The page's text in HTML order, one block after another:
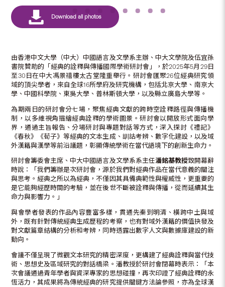
由香港中文大學（中大）中國語言及文學系主辦、中大文學院及伍宜孫
書院贊助的「經典的詮釋與傳播國際學術研討會」，於2025年5月29日
至30日在中大馮景禧樓太古堂隆重舉行。研討會匯聚26位經典研究領
域的頂尖學者，來自全球16所學府及研究機構，包括北京大學、南京大
學、中國科學院、東吳大學、普林斯頓大學，以及縣立廣島大學等。
為期兩日的研討會分七場，聚焦經典文獻的跨時空詮釋路徑與傳播機
制，以多維視角描繪經典詮釋的學術圖景。研討會以開放形式面向學
界，通過主旨報告、分場研討與專題對話等方式，深入探討《禮記》
《春秋》《荀子》等經典的文本生成、訓詁考辨、數字化建設，以及域
外漢籍與漢學等前沿議題，彰顯傳統學術在當代語境下的創新生命力。
研討會籌委會主席、中大中國語言及文學系系主任潘銘基教授致開幕辭
時說：「我們籌辦是次研討會，源於我們對經典作品在當代意義的關注
與思考。經典之所以為經典，不僅因其具備典範性與權威性，更重要的
是它能夠經歷時間的考驗，並在後世不斷被詮釋與傳播，從而延續其生
命力與影響力。」
與會學者發表的作品內容豐富多樣，貫通先秦到明清、橫跨中土與域
外，既有針對傳統經典生成歷程的考察，也有對域外漢籍的價值抉發及
對文獻篇章結構的分析和考辨，同時透露出數字人文與數據庫建設的新
動向。
會議不僅呈現了微觀文本研究的精密深度，更構建了經典詮釋與當代技
術、思想史及區域研究的對話橋梁。潘教授於研討會閉幕時表示：「本
次會議通過青年學者與資深專家的思想碰撞，再次印證了經典詮釋的永
恆活力，其成果將為傳統經典的研究提供關鍵方法論參照，亦為全球漢